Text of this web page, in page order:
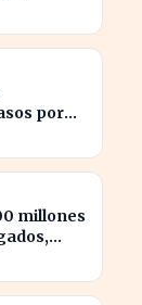
por
millones